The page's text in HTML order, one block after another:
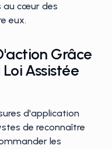
au cœur des
eux.
Grâce
Assistée
d'application
de reconnaître
les